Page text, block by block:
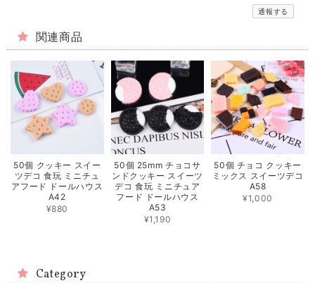
通報する
関連商品
50個 クッキー スイー
ツデコ 食玩 ミニチュ
アフード ドールハウス
A42
¥880
50個 25mm チョコサ
ンドクッキー スイーツ
デコ 食玩 ミニチュア
フード ドールハウス
A53
¥1,190
50個 チョコ クッキー
ミックス スイーツデコ
A58
¥1,000
Category